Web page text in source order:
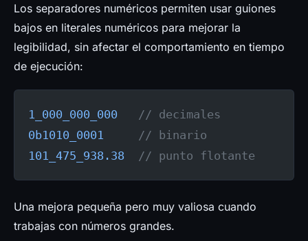
Los separadores numéricos permiten usar guiones
bajos en literales numéricos para mejorar la
legibilidad, sin afectar el comportamiento en tiempo
de ejecución:
1_000_000_000
   // decimales
0b1010_0001
     // binario
101_475_938.38
  // punto flotante
Una mejora pequeña pero muy valiosa cuando
trabajas con números grandes.